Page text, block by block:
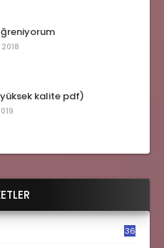
kalite pdf)
36